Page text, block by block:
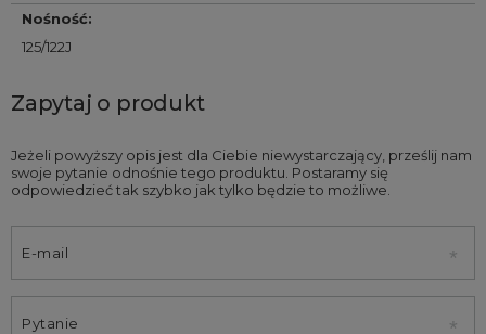
Nośność:
125/122J
Zapytaj o produkt
Jeżeli powyższy opis jest dla Ciebie niewystarczający, prześlij nam
swoje pytanie odnośnie tego produktu. Postaramy się
odpowiedzieć tak szybko jak tylko będzie to możliwe.
E-mail
Pytanie